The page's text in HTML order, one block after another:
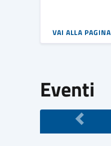
VAI ALLA PAGINA
Eventi